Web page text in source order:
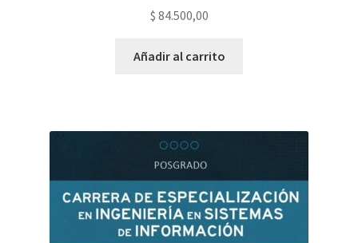
$ 84.500,00
Añadir al carrito